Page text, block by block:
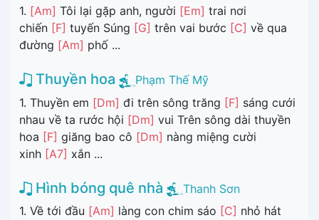
1. [Am] Tôi lại gặp anh, người [Em] trai nơi
chiến [F] tuyến Súng [G] trên vai bước [C] về qua
đường [Am] phố ...
Thuyền hoa
Phạm Thế Mỹ
1. Thuyền em [Dm] đi trên sông trăng [F] sáng cưới
nhau về ta rước hội [Dm] vui Trên sông dài thuyền
hoa [F] giăng bao cô [Dm] nàng miệng cười
xinh [A7] xắn ...
Hình bóng quê nhà
Thanh Sơn
1. Về tới đầu [Am] làng con chim sáo [C] nhỏ hát